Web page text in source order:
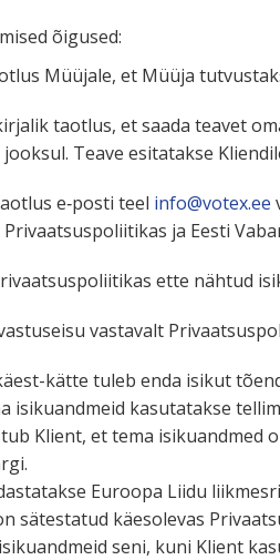
õigused:
Müüjale, et Müüja
taotlus, et saada teavet
Teave esita­takse
e‑posti teel info@votex.ee
ja Eesti
ette nähtud
vastavalt
kätte tuleb enda isikut
isiku­andmeid kasuta­takse
Klient, et tema
Euroopa Liidu
sätes­tatud käesolevas
seni, kuni Klient